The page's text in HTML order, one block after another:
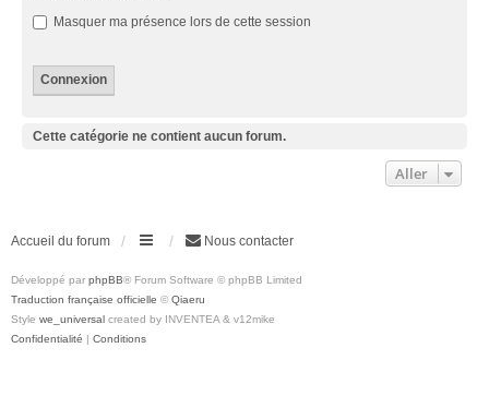
Masquer ma présence lors de cette session
Cette catégorie ne contient aucun forum.
Aller
Accueil du forum Nous contacter
Développé par phpBB® Forum Software © phpBB Limited
Traduction française officielle © Qiaeru
Style we_universal created by INVENTEA & v12mike
Confidentialité | Conditions